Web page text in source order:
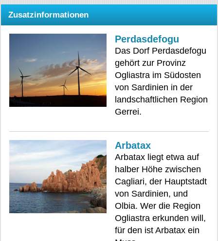
Zusatzinformationen
Perdasdefogu
Das Dorf Perdasdefogu
gehört zur Provinz
Ogliastra im Südosten
von Sardinien in der
landschaftlichen Region
Gerrei.
Arbatax
Arbatax liegt etwa auf
halber Höhe zwischen
Cagliari, der Hauptstadt
von Sardinien, und
Olbia. Wer die Region
Ogliastra erkunden will,
für den ist Arbatax ein